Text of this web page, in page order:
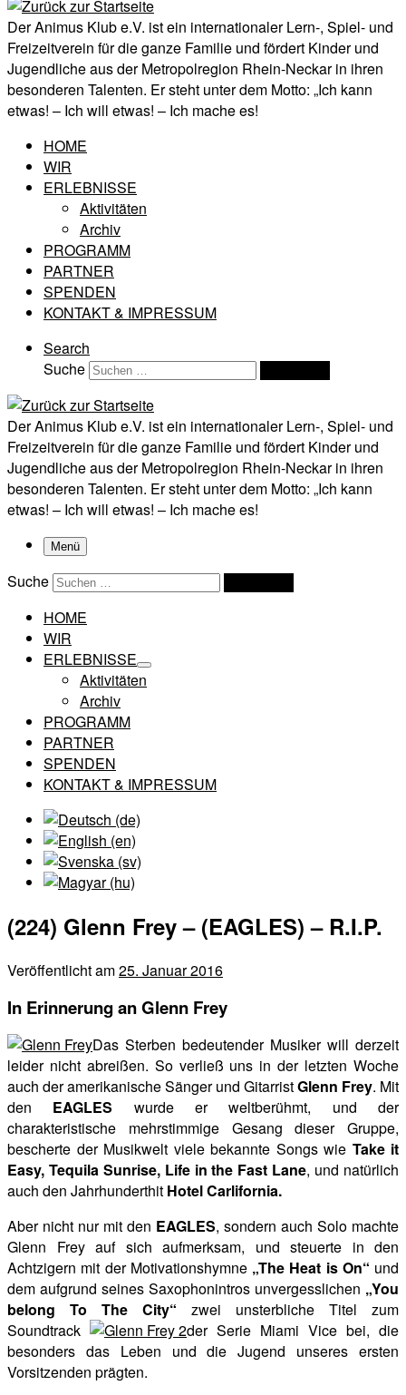
Der Animus Klub e.V. ist ein internationaler Lern-, Spiel- und
Freizeitverein für die ganze Familie und fördert Kinder und
Jugendliche aus der Metropolregion Rhein-Neckar in ihren
besonderen Talenten. Er steht unter dem Motto: „Ich kann
etwas! – Ich will etwas! – Ich mache es!
HOME
WIR
ERLEBNISSE
Aktivitäten
Archiv
PROGRAMM
PARTNER
SPENDEN
KONTAKT & IMPRESSUM
Search
Suche
Der Animus Klub e.V. ist ein internationaler Lern-, Spiel- und
Freizeitverein für die ganze Familie und fördert Kinder und
Jugendliche aus der Metropolregion Rhein-Neckar in ihren
besonderen Talenten. Er steht unter dem Motto: „Ich kann
etwas! – Ich will etwas! – Ich mache es!
Menü
Suche
HOME
WIR
ERLEBNISSE
Aktivitäten
Archiv
PROGRAMM
PARTNER
SPENDEN
KONTAKT & IMPRESSUM
(224) Glenn Frey – (EAGLES) – R.I.P.
Veröffentlicht am25. Januar 2016
In Erinnerung an Glenn Frey
Das Sterben bedeutender Musiker will derzeit
leider nicht abreißen. So verließ uns in der letzten Woche
auch der amerikanische Sänger und GitarristGlenn Frey. Mit
den EAGLES wurde er weltberühmt, und der
charakteristische mehrstimmige Gesang dieser Gruppe,
bescherte der Musikwelt viele bekannte Songs wie Take it
Easy, Tequila Sunrise, Life in the Fast Lane, und natürlich
auch den Jahrhunderthit Hotel Carlifornia.
Aber nicht nur mit den EAGLES, sondern auch Solo machte
Glenn Frey auf sich aufmerksam, und steuerte in den
Achtzigern mit der Motivationshymne „The Heat is On“ und
dem aufgrund seines Saxophonintros unvergesslichen „You
belong To The City“ zwei unsterbliche Titel zum
Soundtrack
der Serie Miami Vice bei, die
besonders das Leben und die Jugend unseres ersten
Vorsitzenden prägten.